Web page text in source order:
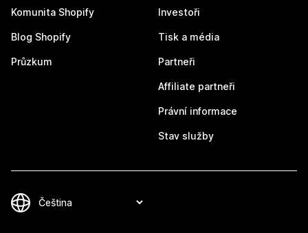
Komunita Shopify
Blog Shopify
Průzkum
Investoři
Tisk a média
Partneři
Affiliate partneři
Právní informace
Stav služby